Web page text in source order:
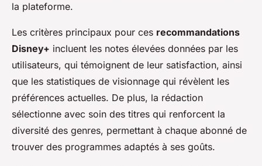
la plateforme.
Les critères principaux pour ces recommandations
Disney+ incluent les notes élevées données par les
utilisateurs, qui témoignent de leur satisfaction, ainsi
que les statistiques de visionnage qui révèlent les
préférences actuelles. De plus, la rédaction
sélectionne avec soin des titres qui renforcent la
diversité des genres, permettant à chaque abonné de
trouver des programmes adaptés à ses goûts.